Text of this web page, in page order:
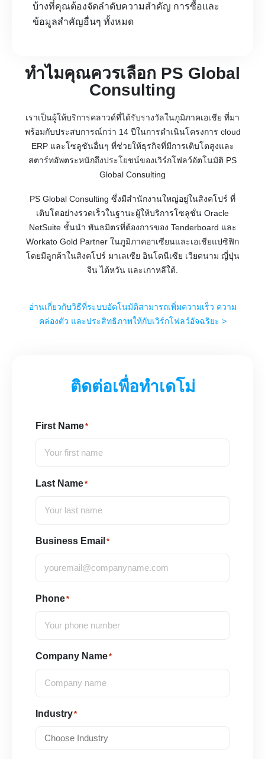
บ้างที่คุณต้องจัดลำดับความสำคัญ การซื้อและ
ข้อมูลสำคัญอื่นๆ ทั้งหมด
ทำไมคุณควรเลือก PS Global
Consulting
เราเป็นผู้ให้บริการคลาวด์ที่ได้รับรางวัลในภูมิภาคเอเชีย ที่มา
พร้อมกับประสบการณ์กว่า 14 ปีในการดำเนินโครงการ cloud
ERP และโซลูชันอื่นๆ ที่ช่วยให้ธุรกิจที่มีการเติบโตสูงและ
สตาร์ทอัพตระหนักถึงประโยชน์ของเวิร์กโฟลว์อัตโนมัติ PS
Global Consulting
PS Global Consulting ซึ่งมีสำนักงานใหญ่อยู่ในสิงคโปร์ ที่
เติบโตอย่างรวดเร็วในฐานะผู้ให้บริการโซลูชั่น Oracle
NetSuite ชั้นนำ พันธมิตรที่ต้องการของ Tenderboard และ
Workato Gold Partner ในภูมิภาคอาเซียนและเอเชียแปซิฟิก
โดยมีลูกค้าในสิงคโปร์ มาเลเซีย อินโดนีเซีย เวียดนาม ญี่ปุ่น
จีน ไต้หวัน และเกาหลีใต้.
อ่านเกี่ยวกับวิธีที่ระบบอัตโนมัติสามารถเพิ่มความเร็ว ความ
คล่องตัว และประสิทธิภาพให้กับเวิร์กโฟลว์อัจฉริยะ >
ติดต่อเพื่อทำเดโม่
First Name*
Last Name*
Business Email *
Phone*
Company Name*
Industry*